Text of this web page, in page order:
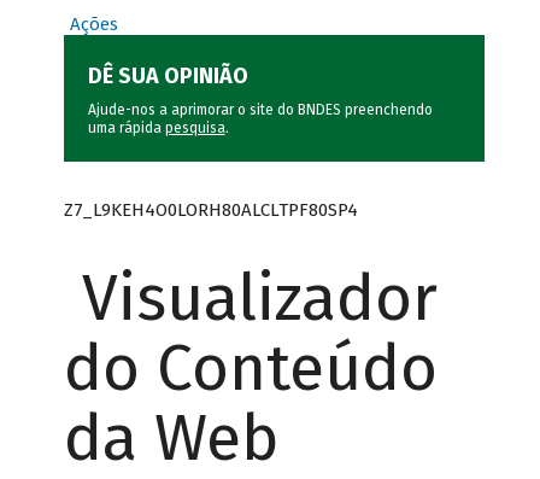
Ações
DÊ SUA OPINIÃO
Ajude-nos a aprimorar o site do BNDES preenchendo
uma rápida pesquisa.
Z7_L9KEH4O0LORH80ALCLTPF80SP4
Visualizador
do Conteúdo
da Web